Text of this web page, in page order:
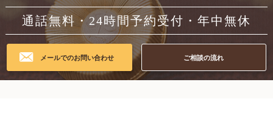
通話無料・24時間予約受付・年中無休
メールでのお問い合わせ ご相談の流れ